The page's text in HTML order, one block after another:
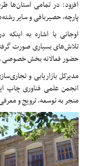
افزود: در تمامی استان‌ها
پارچه، حصیربافی و سایر
اوجانی با اشاره به اینکه
تلاش‌های بسیاری صورت
حضور فعالانه بخش خصوصی
مدیرکل بازاریابی و
انجمن علمی فناوری چاپ
منجر به توسعه، ترویج و